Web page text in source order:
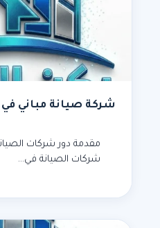
شركة صيانة مباني في
مقدمة دور شركات
شركات الصيانة في…